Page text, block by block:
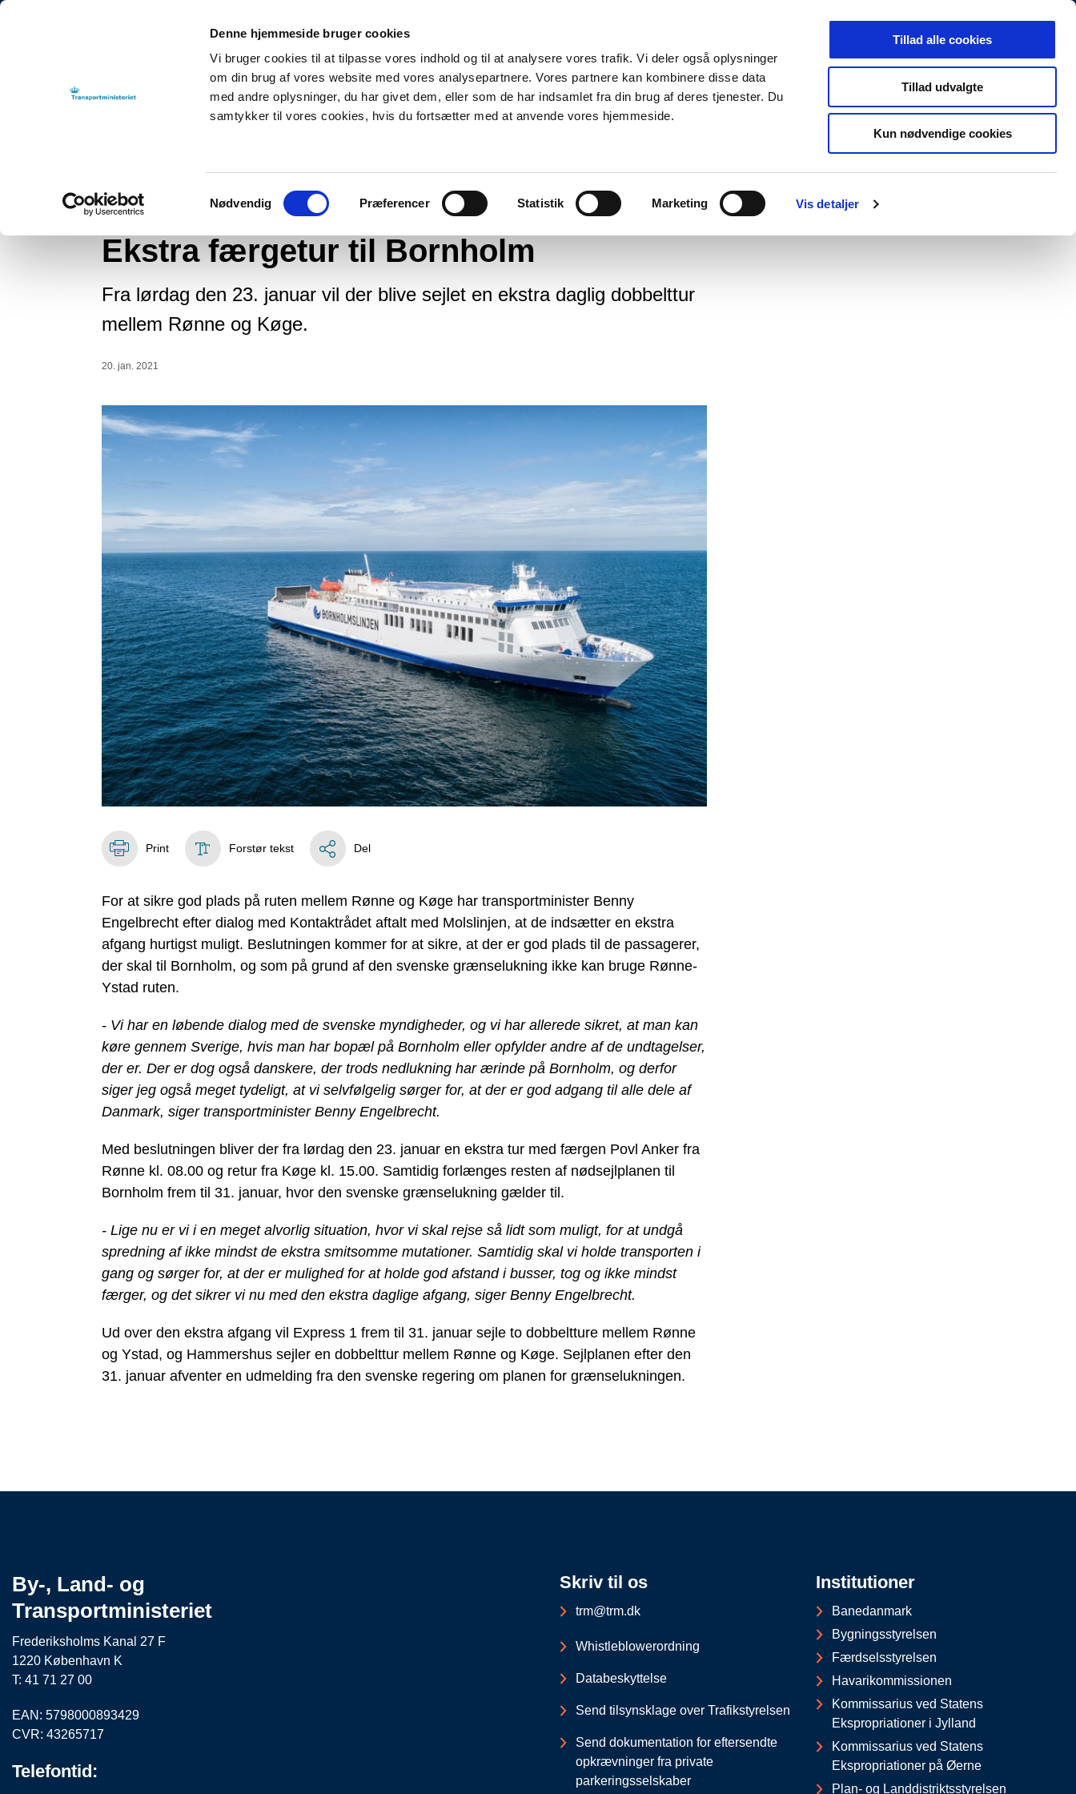
Denne hjemmeside bruger cookies
Vi bruger cookies til at tilpasse vores indhold og til at analysere vores trafik. Vi deler også oplysninger
om din brug af vores website med vores analysepartnere. Vores partnere kan kombinere disse data
med andre oplysninger, du har givet dem, eller som de har indsamlet fra din brug af deres tjenester. Du
samtykker til vores cookies, hvis du fortsætter med at anvende vores hjemmeside.
Samtykkevalg
Nødvendig Præferencer Statistik Marketing Vis detaljer
Tillad alle cookies
Tillad udvalgte
Kun nødvendige cookies
Presse Job og karriere
MINISTERIET
Print Forstør tekst
Nyhed
Ekstra færgetur til Bornholm
Fra lørdag den 23. januar vil der blive sejlet en ekstra daglig dobbelttur
mellem Rønne og Køge.
20. jan. 2021
Print Forstør tekst Del
For at sikre god plads på ruten mellem Rønne og Køge har transportminister Benny
Engelbrecht efter dialog med Kontaktrådet aftalt med Molslinjen, at de indsætter en ekstra
afgang hurtigst muligt. Beslutningen kommer for at sikre, at der er god plads til de passagerer,
der skal til Bornholm, og som på grund af den svenske grænselukning ikke kan bruge Rønne-
Ystad ruten.
- Vi har en løbende dialog med de svenske myndigheder, og vi har allerede sikret, at man kan
køre gennem Sverige, hvis man har bopæl på Bornholm eller opfylder andre af de undtagelser,
der er. Der er dog også danskere, der trods nedlukning har ærinde på Bornholm, og derfor
siger jeg også meget tydeligt, at vi selvfølgelig sørger for, at der er god adgang til alle dele af
Danmark, siger transportminister Benny Engelbrecht.
Med beslutningen bliver der fra lørdag den 23. januar en ekstra tur med færgen Povl Anker fra
Rønne kl. 08.00 og retur fra Køge kl. 15.00. Samtidig forlænges resten af nødsejlplanen til
Bornholm frem til 31. januar, hvor den svenske grænselukning gælder til.
- Lige nu er vi i en meget alvorlig situation, hvor vi skal rejse så lidt som muligt, for at undgå
spredning af ikke mindst de ekstra smitsomme mutationer. Samtidig skal vi holde transporten i
gang og sørger for, at der er mulighed for at holde god afstand i busser, tog og ikke mindst
færger, og det sikrer vi nu med den ekstra daglige afgang, siger Benny Engelbrecht.
Ud over den ekstra afgang vil Express 1 frem til 31. januar sejle to dobbeltture mellem Rønne
og Ystad, og Hammershus sejler en dobbelttur mellem Rønne og Køge. Sejlplanen efter den
31. januar afventer en udmelding fra den svenske regering om planen for grænselukningen.
By-, Land- og
Transportministeriet
Frederiksholms Kanal 27 F
1220 København K
T: 41 71 27 00
EAN: 5798000893429
CVR: 43265717
Telefontid:
Skriv til os
trm@trm.dk
Whistleblowerordning
Databeskyttelse
Send tilsynsklage over Trafikstyrelsen
Send dokumentation for eftersendte
opkrævninger fra private
parkeringsselskaber
Institutioner
Banedanmark
Bygningsstyrelsen
Færdselsstyrelsen
Havarikommissionen
Kommissarius ved Statens
Ekspropriationer i Jylland
Kommissarius ved Statens
Ekspropriationer på Øerne
Plan- og Landdistriktsstyrelsen